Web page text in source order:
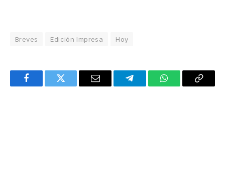
Breves Edición Impresa Hoy
FacebookTwitter Email TelegramWhatsAppCopy